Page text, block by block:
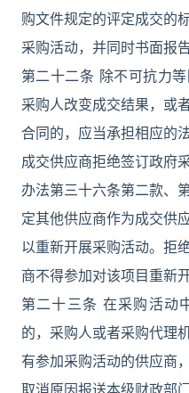
购文件规定的评定成交的
采购活动，并同时书面报
第二十二条 除不可抗力
采购人改变成交结果，或
合同的，应当承担相应的
成交供应商拒绝签订政府
办法第三十六条第二款、
定其他供应商作为成交供
以重新开展采购活动。拒
商不得参加对该项目重新
第二十三条 在采购活动
的，采购人或者采购代理
有参加采购活动的供应商
取消原因报送本级财政部门